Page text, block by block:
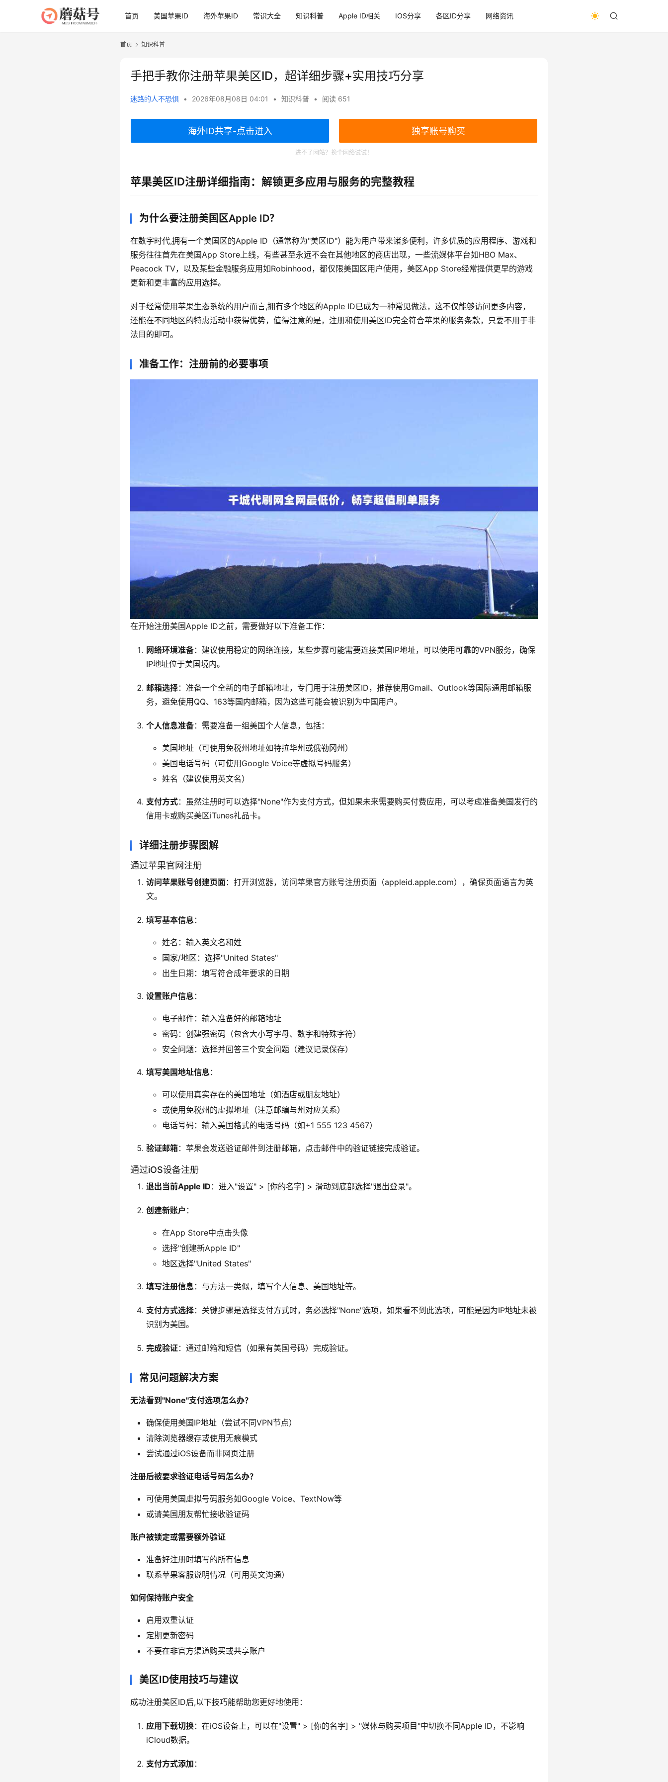
首页 美国苹果ID 海外苹果ID 常识大全 知识科普 Apple ID相关 IOS分享 各区ID分享 网络资讯
首页 知识科普
Reconnect: 4
手把手教你注册苹果美区ID，超详细步骤+实用技巧分享
迷路的人不恐惧 • 2026年08月08日 04:01 • 知识科普 • 阅读 651
海外ID共享-点击进入 独享账号购买
进不了网站？换个网络试试！
苹果美区ID注册详细指南：解锁更多应用与服务的完整教程
为什么要注册美国区Apple ID？
在数字时代,拥有一个美国区的Apple ID（通常称为"美区ID"）能为用户带来诸多便利，许多优质的应用程序、游戏和
服务往往首先在美国App Store上线，有些甚至永远不会在其他地区的商店出现，一些流媒体平台如HBO Max、
Peacock TV，以及某些金融服务应用如Robinhood，都仅限美国区用户使用，美区App Store经常提供更早的游戏
更新和更丰富的应用选择。
对于经常使用苹果生态系统的用户而言,拥有多个地区的Apple ID已成为一种常见做法，这不仅能够访问更多内容，
还能在不同地区的特惠活动中获得优势，值得注意的是，注册和使用美区ID完全符合苹果的服务条款，只要不用于非
法目的即可。
准备工作：注册前的必要事项
在开始注册美国Apple ID之前，需要做好以下准备工作：
网络环境准备：建议使用稳定的网络连接，某些步骤可能需要连接美国IP地址，可以使用可靠的VPN服务，确保
IP地址位于美国境内。
邮箱选择：准备一个全新的电子邮箱地址，专门用于注册美区ID，推荐使用Gmail、Outlook等国际通用邮箱服
务，避免使用QQ、163等国内邮箱，因为这些可能会被识别为中国用户。
个人信息准备：需要准备一组美国个人信息，包括：
美国地址（可使用免税州地址如特拉华州或俄勒冈州）
美国电话号码（可使用Google Voice等虚拟号码服务）
姓名（建议使用英文名）
支付方式：虽然注册时可以选择"None"作为支付方式，但如果未来需要购买付费应用，可以考虑准备美国发行的
信用卡或购买美区iTunes礼品卡。
详细注册步骤图解
通过苹果官网注册
访问苹果账号创建页面：打开浏览器，访问苹果官方账号注册页面（appleid.apple.com），确保页面语言为英
文。
填写基本信息 ：
姓名：输入英文名和姓
国家/地区：选择"United States"
出生日期：填写符合成年要求的日期
设置账户信息 ：
电子邮件：输入准备好的邮箱地址
密码：创建强密码（包含大小写字母、数字和特殊字符）
安全问题：选择并回答三个安全问题（建议记录保存）
填写美国地址信息 ：
可以使用真实存在的美国地址（如酒店或朋友地址）
或使用免税州的虚拟地址（注意邮编与州对应关系）
电话号码：输入美国格式的电话号码（如+1 555 123 4567）
验证邮箱：苹果会发送验证邮件到注册邮箱，点击邮件中的验证链接完成验证。
通过iOS设备注册
退出当前Apple ID ：进入"设置" > [你的名字] > 滑动到底部选择"退出登录"。
创建新账户 ：
在App Store中点击头像
选择"创建新Apple ID"
地区选择"United States"
填写注册信息 ：与方法一类似，填写个人信息、美国地址等。
支付方式选择：关键步骤是选择支付方式时，务必选择"None"选项，如果看不到此选项，可能是因为IP地址未被
识别为美国。
完成验证：通过邮箱和短信（如果有美国号码）完成验证。
常见问题解决方案
无法看到"None"支付选项怎么办？
确保使用美国IP地址（尝试不同VPN节点）
清除浏览器缓存或使用无痕模式
尝试通过iOS设备而非网页注册
注册后被要求验证电话号码怎么办？
可使用美国虚拟号码服务如Google Voice、TextNow等
或请美国朋友帮忙接收验证码
账户被锁定或需要额外验证
准备好注册时填写的所有信息
联系苹果客服说明情况（可用英文沟通）
如何保持账户安全
启用双重认证
定期更新密码
不要在非官方渠道购买或共享账户
美区ID使用技巧与建议
成功注册美区ID后,以下技巧能帮助您更好地使用：
应用下载切换：在iOS设备上，可以在"设置" > [你的名字] > "媒体与购买项目"中切换不同Apple ID，不影响
iCloud数据。
支付方式添加 ：